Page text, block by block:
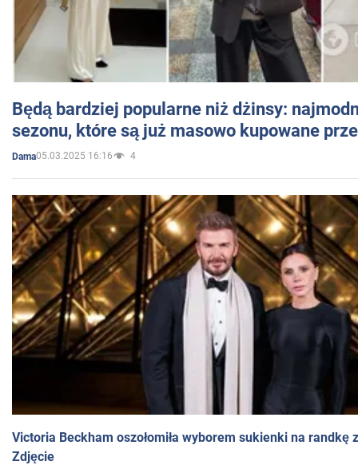
Będą bardziej popularne niż dżinsy:
sezonu, które są już masowo kupowane
Dama05.03.2025 16:16 4
Victoria Beckham oszołomiła wyborem sukienki na randkę
Zdjęcie